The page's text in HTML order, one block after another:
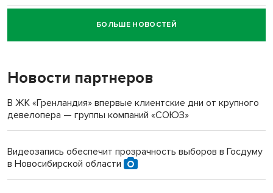
Новосибирский суд наказал водителя за смерть
пенсионерки на вокзале
БОЛЬШЕ НОВОСТЕЙ
Новости партнеров
В ЖК «Гренландия» впервые клиентские дни от крупного
девелопера — группы компаний «СОЮЗ»
Видеозапись обеспечит прозрачность выборов в Госдуму
в Новосибирской области